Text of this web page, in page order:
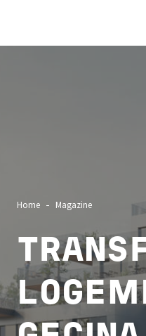
Home Magazine